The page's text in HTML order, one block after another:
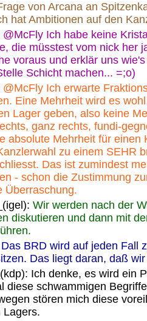
von Arcana an
hat Ambitionen auf den
@McFly Ich habe keine
die müsstest vom nick her
voraus und erklär uns
Schicht machen... =;o)
@McFly Ich erwarte
Eine Mehrheit wird es
Lager geben, also keine
ganz rechts, fundi-
absolute Mehrheit für einen
zu einem SEHR
Das ist zumindest
- schon die Zustimmung
Überraschung.
Wir werden nach der
diskutieren und dann mit
Das BRD wird auf jeden Fall
Das liegt daran, daß
Ich denke, es wird ein
diese schwammigen
stören mich diese
Lagers.